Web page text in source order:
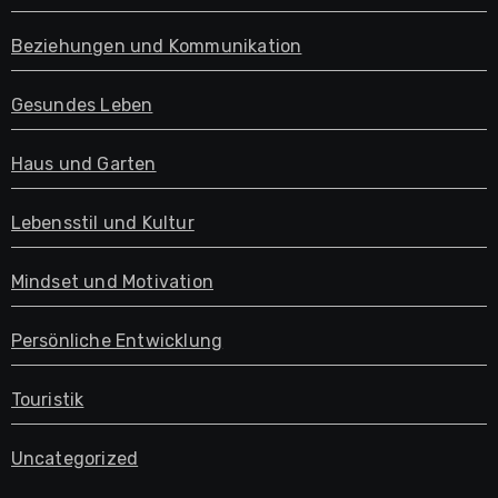
Beziehungen und Kommunikation
Gesundes Leben
Haus und Garten
Lebensstil und Kultur
Mindset und Motivation
Persönliche Entwicklung
Touristik
Uncategorized